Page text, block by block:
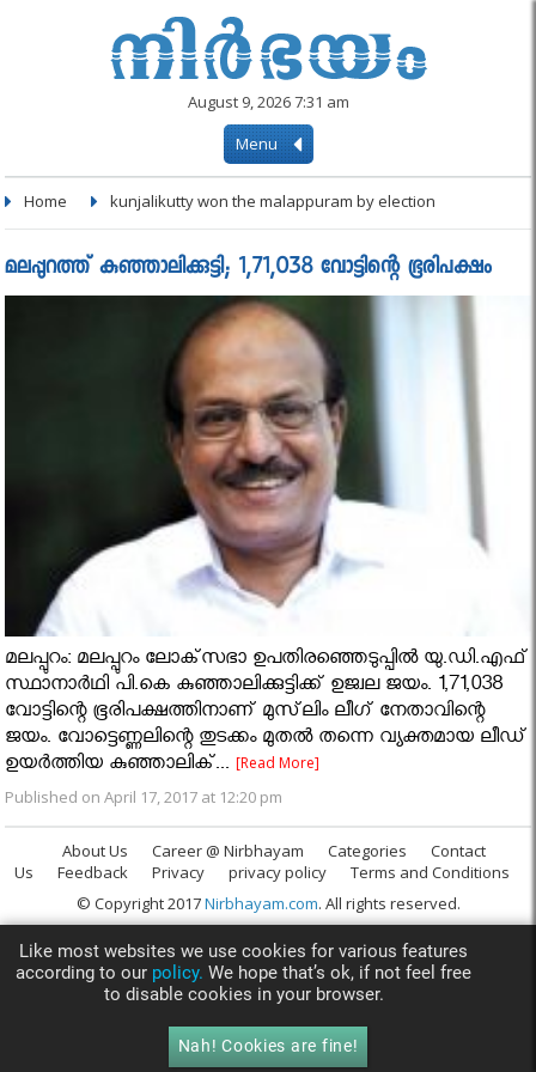
August 9, 2026 7:31 am
Menu
Home kunjalikutty won the malappuram by election
മലപ്പുറത്ത് കുഞ്ഞാലിക്കുട്ടി; 1,71,038 വോട്ടിന്റെ ഭൂരിപക്ഷം
മലപ്പുറം: മലപ്പുറം ലോക്‌സഭാ ഉപതിരഞ്ഞെടുപ്പില്‍ യു.ഡി.എഫ്
സ്ഥാനാര്‍ഥി പി.കെ കുഞ്ഞാലിക്കുട്ടിക്ക് ഉജ്വല ജയം. 1,71,038
വോട്ടിന്റെ ഭൂരിപക്ഷത്തിനാണ് മുസ്‌ലിം ലീഗ് നേതാവിന്റെ
ജയം. വോട്ടെണ്ണലിന്റെ തുടക്കം മുതല്‍ തന്നെ വ്യക്തമായ ലീഡ്
ഉയര്‍ത്തിയ കുഞ്ഞാലിക്...[Read More]
Published on April 17, 2017 at 12:20 pm
About Us Career @ Nirbhayam Categories
Contact
Us
Feedback Privacy privacy policy
Terms and Conditions
© Copyright 2017Nirbhayam.com. All rights reserved.
Like most websites we use cookies for various features
according to our policy. We hope that’s ok, if not feel free
to disable cookies in your browser.
Nah! Cookies are fine!